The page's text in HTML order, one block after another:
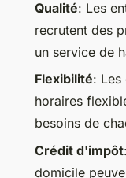
Qualité: Les
recrutent des
un service de
Flexibilité: Les
horaires
besoins de
Crédit d'impôt
domicile